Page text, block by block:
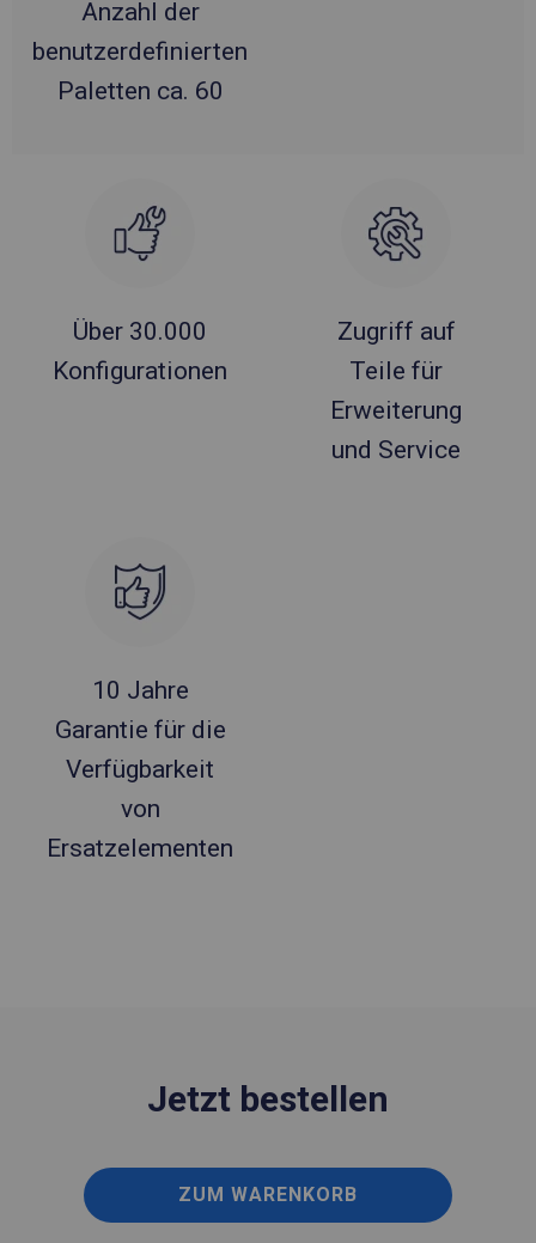
Anzahl der
benutzerdefinierten
Paletten ca. 60
Über 30.000
Konfigurationen
Zugriff auf
Teile für
Erweiterung
und Service
10 Jahre
Garantie für die
Verfügbarkeit
von
Ersatzelementen
Jetzt bestellen
ZUM WARENKORB